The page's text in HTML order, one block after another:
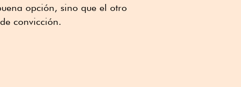
opción, sino que el otro
convicción.